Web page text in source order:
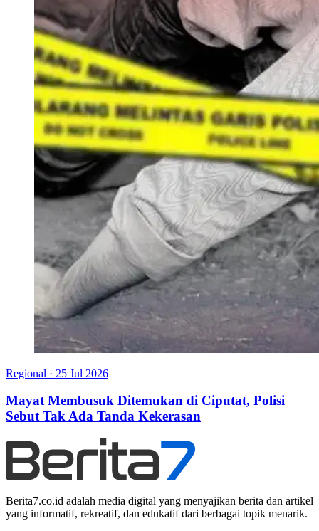
Regional · 25 Jul 2026
Mayat Membusuk Ditemukan di Ciputat, Polisi
Sebut Tak Ada Tanda Kekerasan
Berita7.co.id adalah media digital yang menyajikan berita dan artikel
yang informatif, rekreatif, dan edukatif dari berbagai topik menarik.